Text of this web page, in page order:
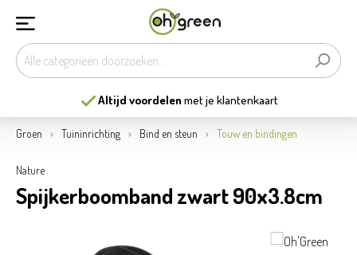
Altijd voordelenmet je klantenkaart
Groen Tuininrichting Bind en steun Touw en bindingen
Nature
Spijkerboomband zwart 90x3.8cm